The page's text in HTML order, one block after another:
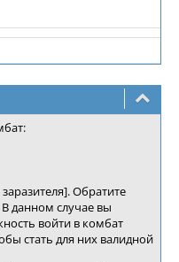
Обратите
данном случае вы
войти в комбат
стать для них валидной